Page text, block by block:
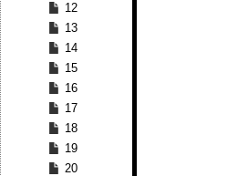
12
13
14
15
16
17
18
19
20